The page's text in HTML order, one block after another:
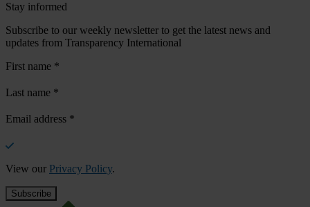
Stay informed
Subscribe to our weekly newsletter to get the latest news and
updates from Transparency International
First name *
Last name *
Email address *
View our Privacy Policy.